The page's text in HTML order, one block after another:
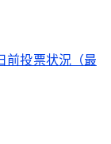
投票状況（最